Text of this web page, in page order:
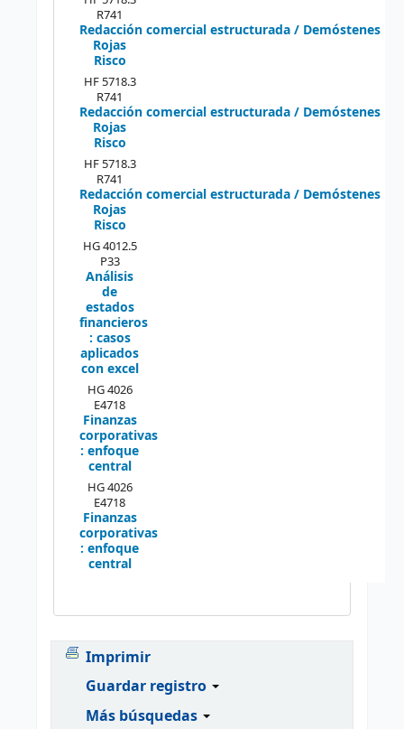
R741
Redacción comercial estructurada / Demóstenes
Rojas
Risco
HF 5718.3
R741
Redacción comercial estructurada / Demóstenes
Rojas
Risco
HF 5718.3
R741
Redacción comercial estructurada / Demóstenes
Rojas
Risco
HG 4012.5
P33
Análisis
de
estados
financieros
: casos
aplicados
con excel
HG 4026
E4718
Finanzas
corporativas
: enfoque
central
HG 4026
E4718
Finanzas
corporativas
: enfoque
central
Imprimir
Guardar registro
Más búsquedas